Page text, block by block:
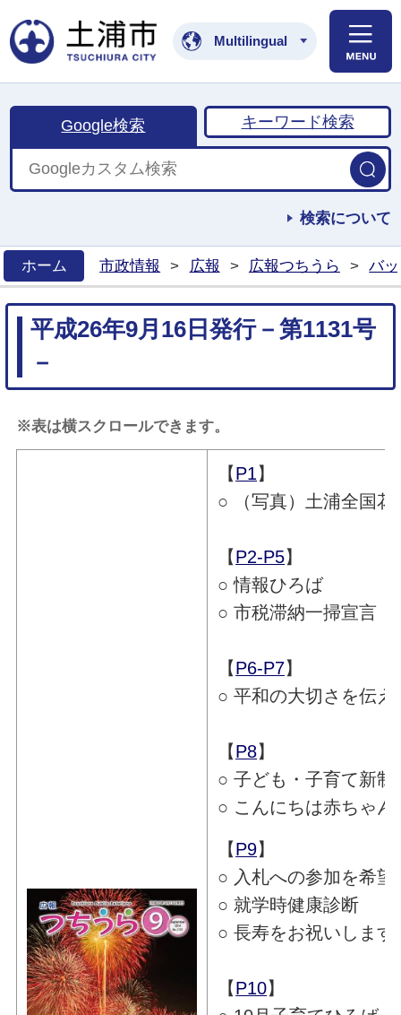
土浦市公式ホームペ
Multilingual
Google検索 キーワード検索
検索について
ホーム
市政情報 > 広報 > 広報つちうら > バ
平成26年9月16日発行－第1131号
－
※表は横スクロールできます。
【P1】
○ （写真）土浦全国花
【P2-P5】
○ 情報ひろば
○ 市税滞納一掃宣言
【P6-P7】
○ 平和の大切さを伝え
【P8】
○ 子ども・子育て新制
○ こんにちは赤ちゃん
【P9】
○ 入札への参加を希望
○ 就学時健康診断
○ 長寿をお祝いします
【P10】